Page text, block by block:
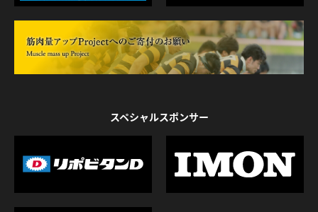
スペシャルスポンサー